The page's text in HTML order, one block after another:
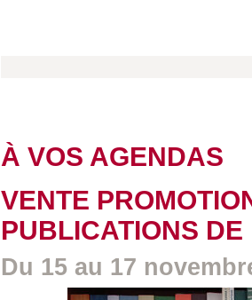
À VOS AGENDAS
VENTE
PUBLICATIONS DE
Du 15 au 17